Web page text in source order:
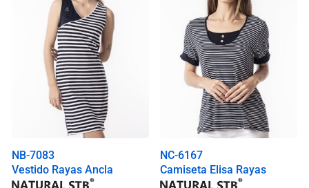
NB-7083
Vestido Rayas Ancla
NC-6167
Camiseta Elisa Rayas